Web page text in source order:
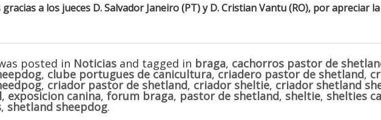
a los jueces D. Salvador Janeiro (PT) y D. Cristian Vantu (RO), por apreciar
posted in Noticias and tagged in braga, cachorros pastor de
, clube portugues de canicultura,criadero pastor de shetland,
, criador pastor de shetland, criador sheltie, criador shetland
, exposicion canina,forum braga, pastor de shetland, sheltie, shelties
, shetland sheepdog.